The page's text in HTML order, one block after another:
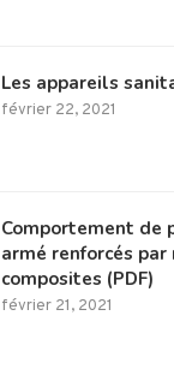
Les appareils
février 22, 2021
Comportement de
armé renforcés
composites (PDF)
février 21, 2021